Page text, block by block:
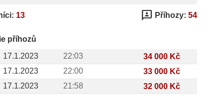
13 3p Příhozy: 54
příhozů
17.1.2023
22:03
34 000 Kč
17.1.2023
22:00
33 000 Kč
17.1.2023
21:58
32 000 Kč